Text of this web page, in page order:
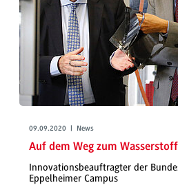
09.09.2020 | News
Auf dem Weg zum
Innovationsbeauftragter der
Eppelheimer Campus